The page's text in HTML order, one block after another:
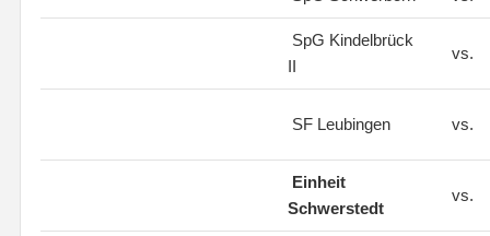
SpG Kindelbrück
II
vs.
SF Leubingen vs.
Einheit
Schwerstedt
vs.